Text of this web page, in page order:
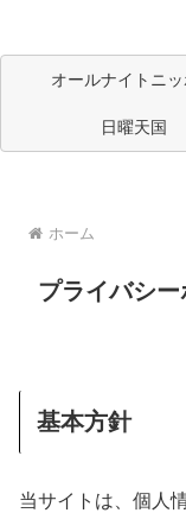
オールナイトニ
日曜天国
ホーム
プライバシ
基本方針
当サイトは、個人